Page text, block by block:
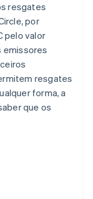
resgates
por
pelo valor
emissores
resgates
forma, a
que os